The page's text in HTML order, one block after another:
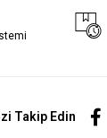
Takip Edin